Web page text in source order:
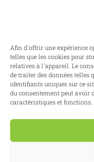
Afin d'offrir une expérience
telles que les cookies pour
relatives à l'appareil. Le
de traiter des données telles
identifiants uniques sur ce
du consentement peut avoir
caractéristiques et fonctions.
Recevez des
droit immobilier
2025 Confianz - Tous droits